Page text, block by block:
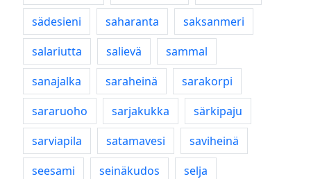
sädesieni
saharanta
saksanmeri
salariutta
salievä
sammal
sanajalka
saraheinä
sarakorpi
sararuoho
sarjakukka
särkipaju
sarviapila
satamavesi
saviheinä
seesami
seinäkudos
selja